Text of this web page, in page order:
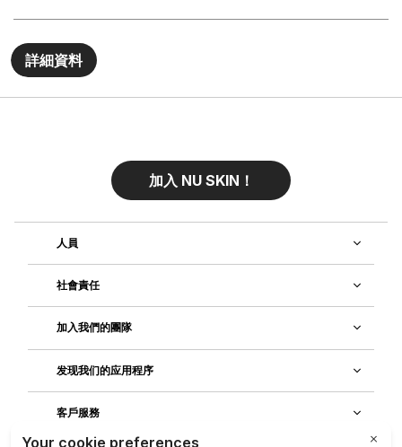
詳細資料
加入 NU SKIN！
人員
社會責任
加入我們的團隊
发现我们的应用程序
客戶服務